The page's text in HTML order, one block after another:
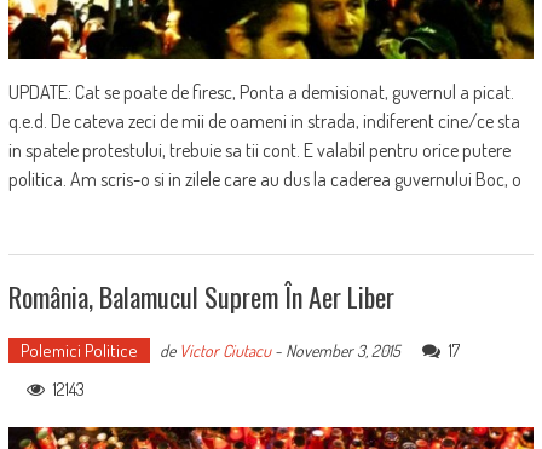
UPDATE: Cat se poate de firesc, Ponta a demisionat, guvernul a picat.
q.e.d. De cateva zeci de mii de oameni in strada, indiferent cine/ce sta
in spatele protestului, trebuie sa tii cont. E valabil pentru orice putere
politica. Am scris-o si in zilele care au dus la caderea guvernului Boc, o
România, Balamucul Suprem În Aer Liber
Polemici Politice de Victor Ciutacu- November 3, 2015
17
12143